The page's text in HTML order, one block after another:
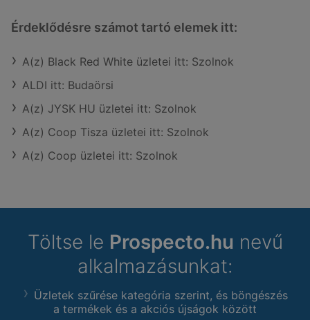
Érdeklődésre számot tartó elemek itt:
A(z) Black Red White üzletei itt: Szolnok
ALDI itt: Budaörsi
A(z) JYSK HU üzletei itt: Szolnok
A(z) Coop Tisza üzletei itt: Szolnok
A(z) Coop üzletei itt: Szolnok
Töltse le Prospecto.hu nevű
alkalmazásunkat:
Üzletek szűrése kategória szerint, és böngészés
a termékek és a akciós újságok között